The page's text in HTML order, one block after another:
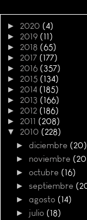
► 2020 (4)
► 2019 (11)
► 2018 (65)
► 2017 (177)
► 2016 (357)
► 2015 (134)
► 2014 (185)
► 2013 (166)
► 2012 (186)
► 2011 (208)
▼ 2010 (228)
► diciembre (20)
► noviembre
► octubre (16)
► septiembre
► agosto (14)
► julio (18)